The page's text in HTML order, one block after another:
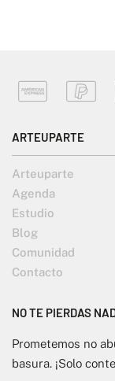
ARTEUPARTE
Arteuparte
Agenda
Estudio
Blog
Comunidad
Contacto
NO TE PIERDAS
Prometemos no
basura. ¡Solo